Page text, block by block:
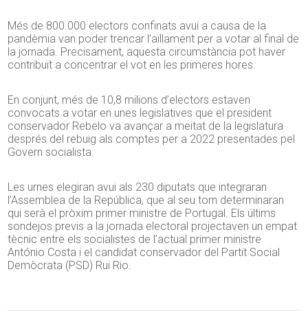
Més de 800.000 electors confinats avui a causa de la
pandèmia van poder trencar l’aïllament per a votar al final de
la jornada. Precisament, aquesta circumstància pot haver
contribuït a concentrar el vot en les primeres hores.
En conjunt, més de 10,8 milions d’electors estaven
convocats a votar en unes legislatives que el president
conservador Rebelo va avançar a meitat de la legislatura
després del rebuig als comptes per a 2022 presentades pel
Govern socialista.
Les urnes elegiran avui als 230 diputats que integraran
l’Assemblea de la República, que al seu torn determinaran
qui serà el pròxim primer ministre de Portugal. Els últims
sondejos previs a la jornada electoral projectaven un empat
tècnic entre els socialistes de l’actual primer ministre
António Costa i el candidat conservador del Partit Social
Demòcrata (PSD) Rui Rio.